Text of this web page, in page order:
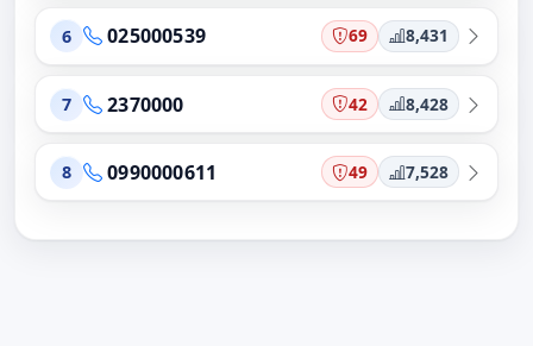
6 025000539 69 8,431
7 2370000 42 8,428
8 0990000611 49 7,528